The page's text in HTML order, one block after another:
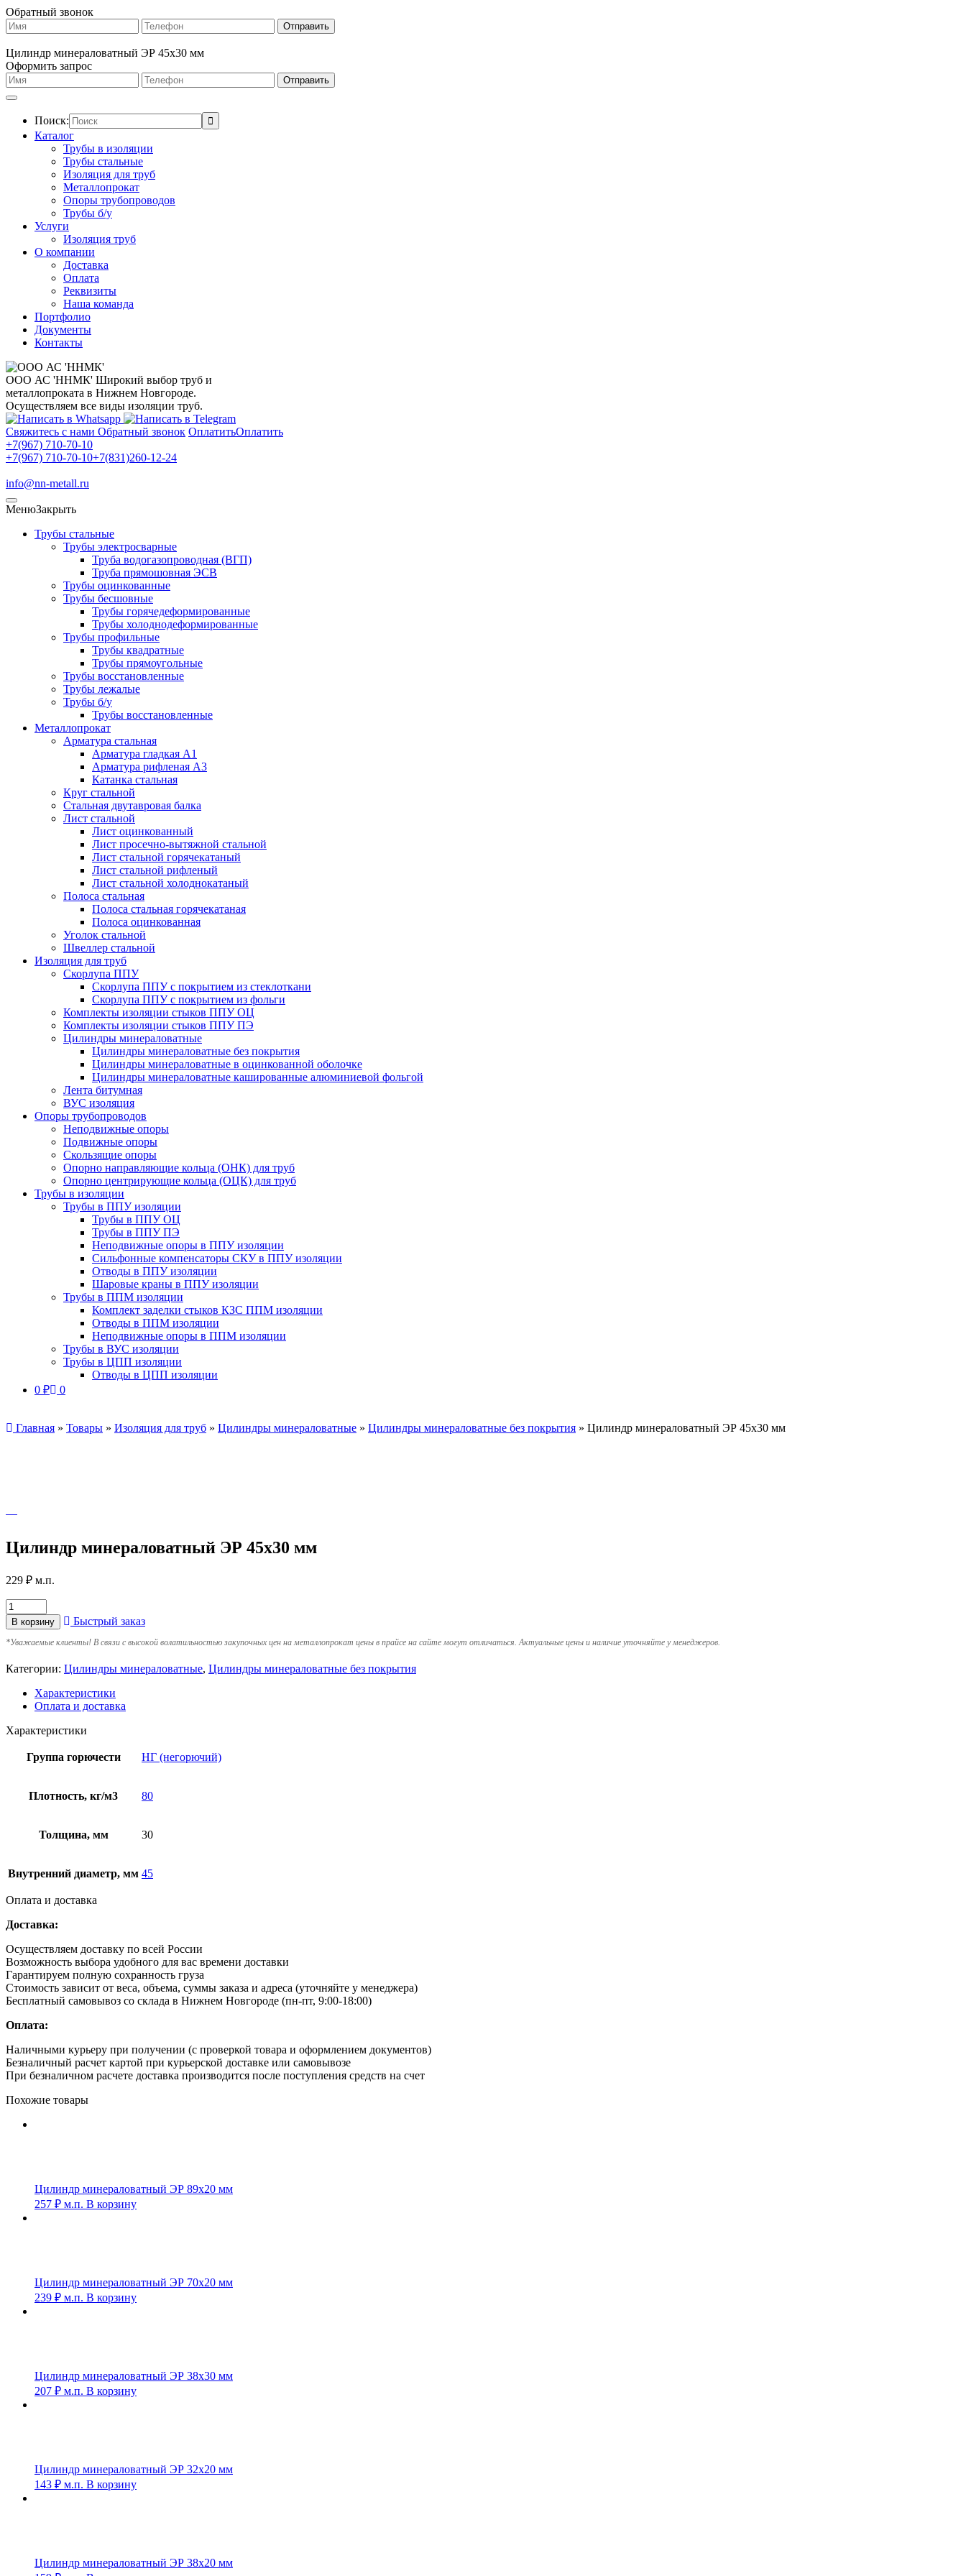
Обратный звонок
Цилиндр минераловатный ЭР 45х30 мм
Оформить запрос
Поиск:
Каталог
Трубы в изоляции
Трубы стальные
Изоляция для труб
Металлопрокат
Опоры трубопроводов
Трубы б/у
Услуги
Изоляция труб
О компании
Доставка
Оплата
Реквизиты
Наша команда
Портфолио
Документы
Контакты
ООО АС 'ННМК' Широкий выбор труб и
металлопроката в Нижнем Новгороде.
Осуществляем все виды изоляции труб.
Свяжитесь с нами Обратный звонок ОплатитьОплатить
+7(967) 710-70-10
+7(967) 710-70-10+7(831)260-12-24
info@nn-metall.ru
МенюЗакрыть
Трубы стальные
Трубы электросварные
Труба водогазопроводная (ВГП)
Труба прямошовная ЭСВ
Трубы оцинкованные
Трубы бесшовные
Трубы горячедеформированные
Трубы холоднодеформированные
Трубы профильные
Трубы квадратные
Трубы прямоугольные
Трубы восстановленные
Трубы лежалые
Трубы б/у
Трубы восстановленные
Металлопрокат
Арматура стальная
Арматура гладкая А1
Арматура рифленая А3
Катанка стальная
Круг стальной
Стальная двутавровая балка
Лист стальной
Лист оцинкованный
Лист просечно-вытяжной стальной
Лист стальной горячекатаный
Лист стальной рифленый
Лист стальной холоднокатаный
Полоса стальная
Полоса стальная горячекатаная
Полоса оцинкованная
Уголок стальной
Швеллер стальной
Изоляция для труб
Скорлупа ППУ
Скорлупа ППУ с покрытием из стеклоткани
Скорлупа ППУ с покрытием из фольги
Комплекты изоляции стыков ППУ ОЦ
Комплекты изоляции стыков ППУ ПЭ
Цилиндры минераловатные
Цилиндры минераловатные без покрытия
Цилиндры минераловатные в оцинкованной оболочке
Цилиндры минераловатные кашированные алюминиевой фольгой
Лента битумная
ВУС изоляция
Опоры трубопроводов
Неподвижные опоры
Подвижные опоры
Скользящие опоры
Опорно направляющие кольца (ОНК) для труб
Опорно центрирующие кольца (ОЦК) для труб
Трубы в изоляции
Трубы в ППУ изоляции
Трубы в ППУ ОЦ
Трубы в ППУ ПЭ
Неподвижные опоры в ППУ изоляции
Сильфонные компенсаторы СКУ в ППУ изоляции
Отводы в ППУ изоляции
Шаровые краны в ППУ изоляции
Трубы в ППМ изоляции
Комплект заделки стыков КЗС ППМ изоляции
Отводы в ППМ изоляции
Неподвижные опоры в ППМ изоляции
Трубы в ВУС изоляции
Трубы в ЦПП изоляции
Отводы в ЦПП изоляции
0 ₽ 0
Главная » Товары » Изоляция для труб » Цилиндры минераловатные » Цилиндры минераловатные без покрытия » Цилиндр минераловатный ЭР 45х30 мм
Цилиндр минераловатный ЭР 45х30 мм
229 ₽ м.п.
В корзину Быстрый заказ
*Уважаемые клиенты! В связи с высокой волатильностью закупочных цен на металлопрокат цены в прайсе на сайте могут отличаться. Актуальные цены и наличие уточняйте у менеджеров.
Категории: Цилиндры минераловатные, Цилиндры минераловатные без покрытия
Характеристики
Оплата и доставка
Характеристики
Группа горючести НГ (негорючий)
Плотность, кг/м3 80
Толщина, мм 30
Внутренний диаметр, мм 45
Оплата и доставка
Доставка:
Осуществляем доставку по всей России
Возможность выбора удобного для вас времени доставки
Гарантируем полную сохранность груза
Стоимость зависит от веса, объема, суммы заказа и адреса (уточняйте у менеджера)
Бесплатный самовывоз со склада в Нижнем Новгороде (пн-пт, 9:00-18:00)
Оплата:
Наличными курьеру при получении (с проверкой товара и оформлением документов)
Безналичный расчет картой при курьерской доставке или самовывозе
При безналичном расчете доставка производится после поступления средств на счет
Похожие товары
Цилиндр минераловатный ЭР 89х20 мм
257 ₽ м.п. В корзину
Цилиндр минераловатный ЭР 70х20 мм
239 ₽ м.п. В корзину
Цилиндр минераловатный ЭР 38х30 мм
207 ₽ м.п. В корзину
Цилиндр минераловатный ЭР 32х20 мм
143 ₽ м.п. В корзину
Цилиндр минераловатный ЭР 38х20 мм